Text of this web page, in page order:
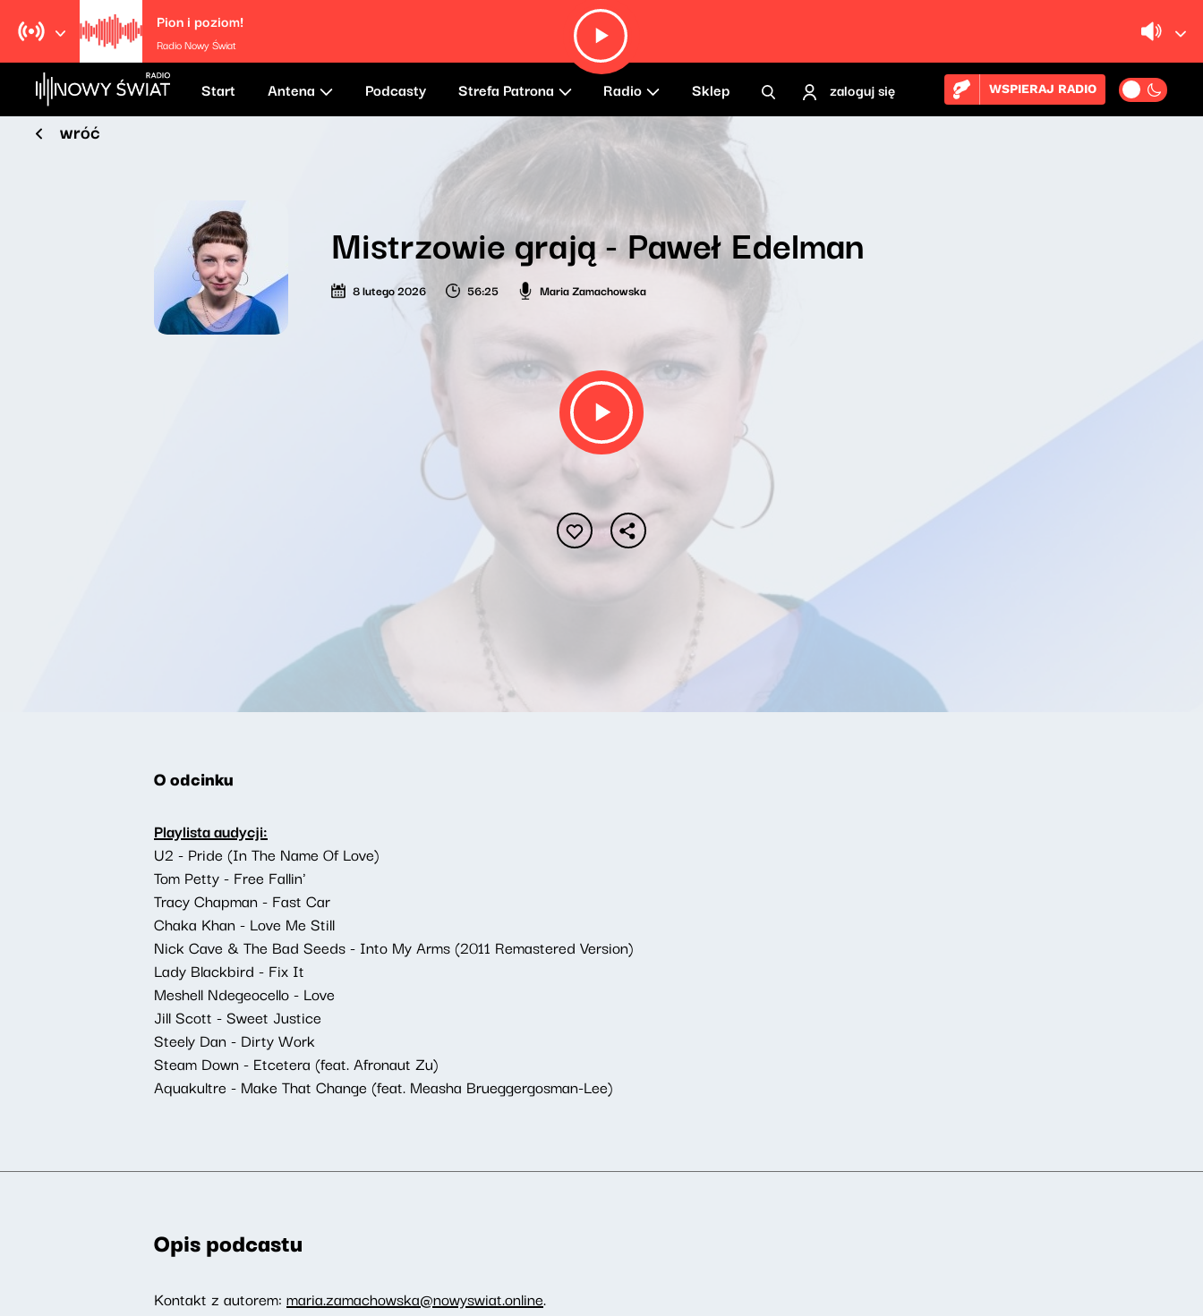
Pion i poziom!
Radio Nowy Świat
Start Antena Podcasty Strefa Patrona Radio Sklep zaloguj się WSPIERAJ RADIO
wróć
Mistrzowie grają - Paweł Edelman
8 lutego 2026 56:25 Maria Zamachowska
O odcinku
Playlista audycji:
U2 - Pride (In The Name Of Love)
Tom Petty - Free Fallin'
Tracy Chapman - Fast Car
Chaka Khan - Love Me Still
Nick Cave & The Bad Seeds - Into My Arms (2011 Remastered Version)
Lady Blackbird - Fix It
Meshell Ndegeocello - Love
Jill Scott - Sweet Justice
Steely Dan - Dirty Work
Steam Down - Etcetera (feat. Afronaut Zu)
Aquakultre - Make That Change (feat. Measha Brueggergosman-Lee)
Opis podcastu
Kontakt z autorem: maria.zamachowska@nowyswiat.online.